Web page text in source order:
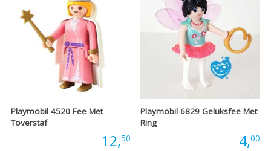
Playmobil 4520 Fee Met
Toverstaf
12,50
Playmobil 6829 Geluksfee Met
Ring
4,00